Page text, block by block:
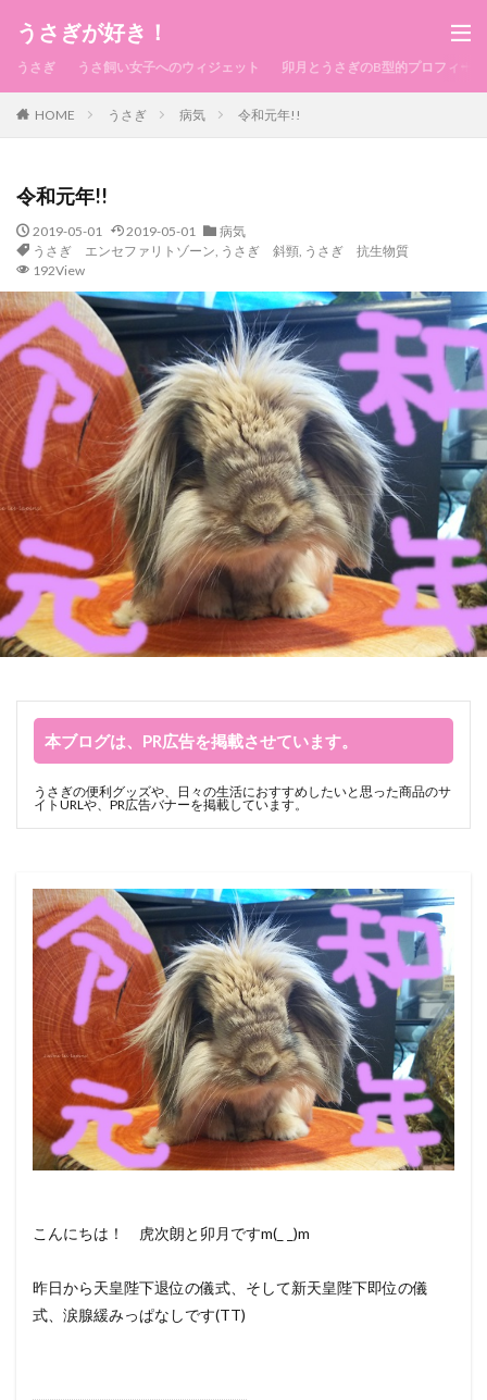
うさぎが好き！
うさぎ うさ飼い女子へのウィジェット 卯月とうさぎのB型的プロフィール
HOME うさぎ 病気 令和元年!!
令和元年!!
2019-05-01 2019-05-01
病気
うさぎ エンセファリトゾーン, うさぎ 斜頸, うさぎ 抗生物質
192View
本ブログは、PR広告を掲載させています。
うさぎの便利グッズや、日々の生活におすすめしたいと思った商品のサ
イトURLや、PR広告バナーを掲載しています。
こんにちは！ 虎次朗と卯月ですm(_ _)m
昨日から天皇陛下退位の儀式、そして新天皇陛下即位の儀
式、涙腺緩みっぱなしです(TT)